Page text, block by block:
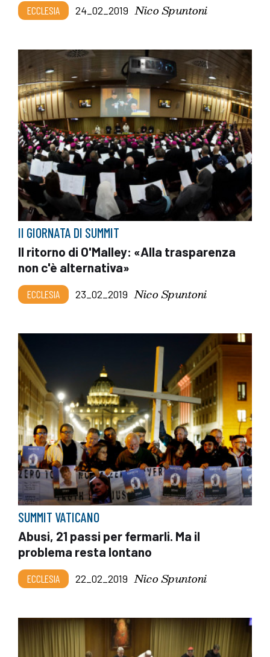
ECCLESIA 24_02_2019 Nico Spuntoni
II GIORNATA DI SUMMIT
Il ritorno di O'Malley: «Alla trasparenza
non c'è alternativa»
ECCLESIA 23_02_2019 Nico Spuntoni
SUMMIT VATICANO
Abusi, 21 passi per fermarli. Ma il
problema resta lontano
ECCLESIA 22_02_2019 Nico Spuntoni